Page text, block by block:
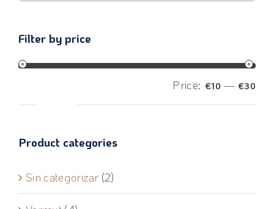
Filter by price
Price: €10 — €30
Product categories
Sin categorizar (2)